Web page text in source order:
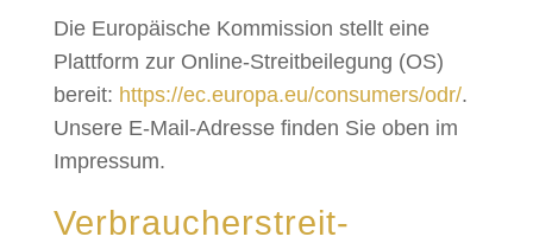
Die Europäische Kommission stellt eine
Plattform zur Online-Streitbeilegung (OS)
bereit: https://ec.europa.eu/consumers/odr/.
Unsere E-Mail-Adresse finden Sie oben im
Impressum.
Verbraucher­streit­